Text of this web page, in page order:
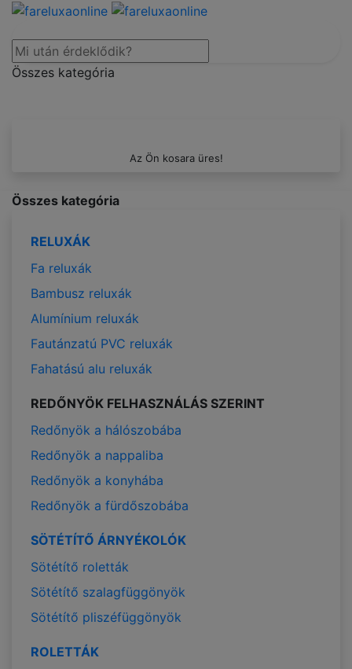
Összes kategória
Az Ön kosara üres!
Összes kategória
RELUXÁK
Fa reluxák
Bambusz reluxák
Alumínium reluxák
Fautánzatú PVC reluxák
Fahatású alu reluxák
REDŐNYÖK FELHASZNÁLÁS SZERINT
Redőnyök a hálószobába
Redőnyök a nappaliba
Redőnyök a konyhába
Redőnyök a fürdőszobába
SÖTÉTÍTŐ ÁRNYÉKOLÓK
Sötétítő roletták
Sötétítő szalagfüggönyök
Sötétítő pliszéfüggönyök
ROLETTÁK